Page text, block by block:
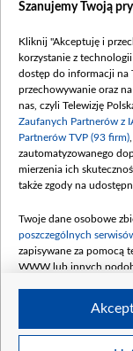
(wpłata
mln,
Data
(wpłata
Data
kwiecień
czerwca
4
Szanujemy Twoją
Kliknij "Akceptuję i
korzystanie z
dostęp do informacji na
przechowywanie oraz
nas, czyli Telewizję
Zaufanych Partnerów z
Partnerów TVP (93 firm)
zautomatyzowanego
mierzenia ich
także zgody na
Twoje dane osobowe
poszczególnych
zapisywane za pomocą
WWW lub innych
Twoje dane osobowe